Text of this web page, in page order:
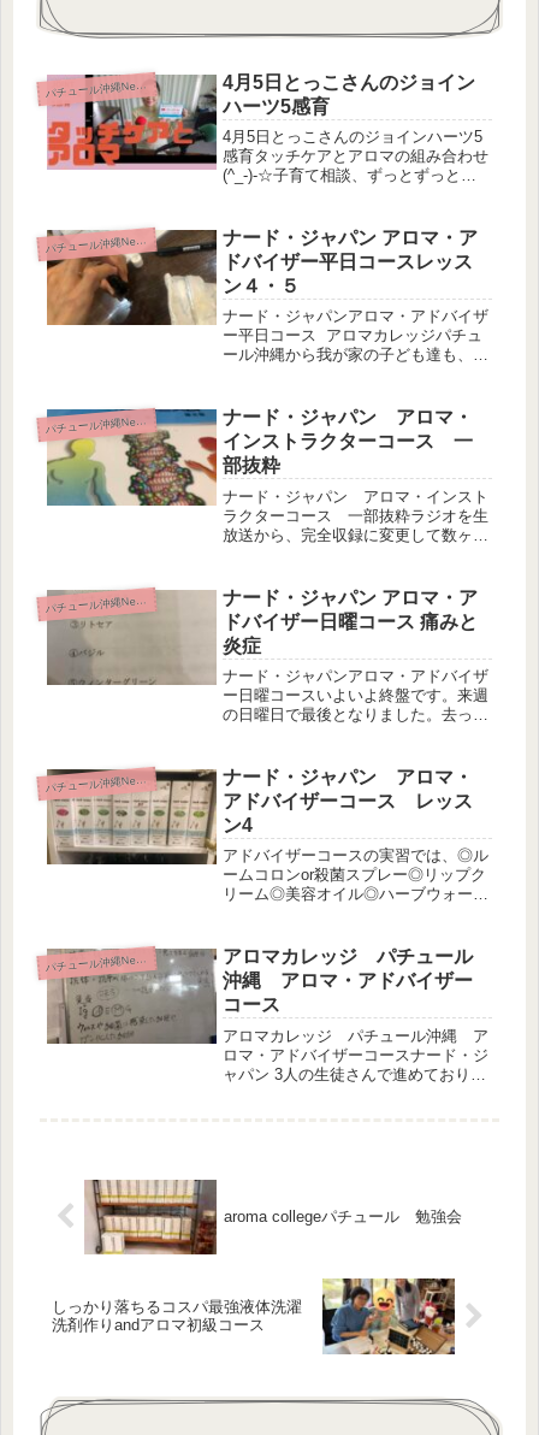
パ
チュール沖縄News
4月5日とっこさんのジョイン
ハーツ5感育
4月5日とっこさんのジョインハーツ5
感育タッチケアとアロマの組み合わせ
(^_-)-☆子育て相談、ずっとずっと何
パ
チュール沖縄News
ナード・ジャパン アロマ・ア
ドバイザー平日コースレッス
ン４・５
ナード・ジャパンアロマ・アドバイザ
ー平日コース アロマカレッジパチュ
ール沖縄から我が家の子ども達も、成
までしか仕事をしていませんでした
が、3年前から4時まで仕事をするよ
う...
パ
チュール沖縄News
ナード・ジャパン アロマ・
インストラクターコース 一
部抜粋
ナード・ジャパン アロマ・インスト
ラクターコース 一部抜粋ラジオを生
放送から、完全収録に変更して数ヶ月
す。たまには、生放送も差し込もうか
な？と思ったり・・・さて、本日も３
本収...
パ
チュール沖縄News
ナード・ジャパン アロマ・ア
ドバイザー日曜コース 痛みと
炎症
ナード・ジャパンアロマ・アドバイザ
ー日曜コースいよいよ終盤です。来週
の日曜日で最後となりました。去った
油選びについて学びました。痛みはも
ちろん鎮痛作用ですが、痛みは炎症を
伴...
パ
チュール沖縄News
ナード・ジャパン アロマ・
アドバイザーコース レッス
ン4
アドバイザーコースの実習では、◎ル
ームコロンor殺菌スプレー◎リップク
リーム◎美容オイル◎ハーブウォータ
け、早10年。娘が、感染症に罹った時
もそうでしたが、精油の力を使った...
パ
チュール沖縄News
アロマカレッジ パチュール
沖縄 アロマ・アドバイザー
コース
アロマカレッジ パチュール沖縄 ア
ロマ・アドバイザーコースナード・ジ
ャパン 3人の生徒さんで進めておりま
aroma collegeパチュール 勉強会
しっかり落ちるコスパ最強液体洗濯
洗剤作りandアロマ初級コース